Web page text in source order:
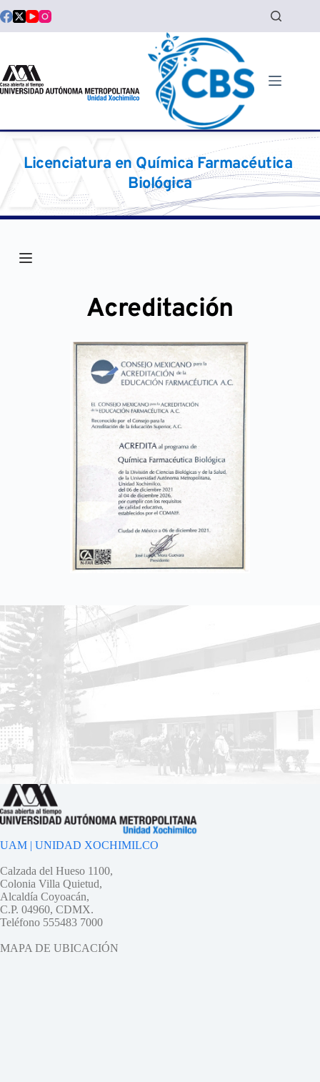
al
contenido
Licenciatura en Química Farmacéutica
Biológica
Acreditación
UAM | UNIDAD XOCHIMILCO
Calzada del Hueso 1100,
Colonia Villa Quietud,
Alcaldía Coyoacán,
C.P. 04960, CDMX.
Teléfono 555483 7000
MAPA DE UBICACIÓN